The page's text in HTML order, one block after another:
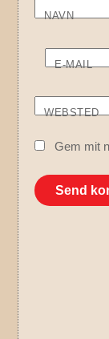
NAVN
E-MAIL
WEBSTED
Gem mit